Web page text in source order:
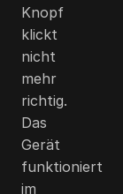
Knopf
klickt
nicht
mehr
richtig.
Das
Gerät
funktioniert
im